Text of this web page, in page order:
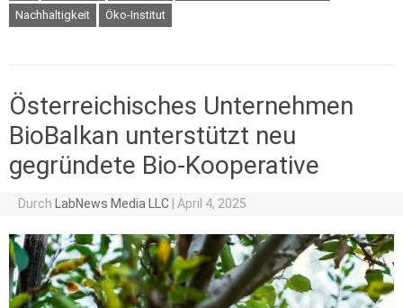
Nachhaltigkeit
Öko-Institut
Österreichisches Unternehmen
BioBalkan unterstützt neu
gegründete Bio-Kooperative
Durch LabNews Media LLC April 4, 2025